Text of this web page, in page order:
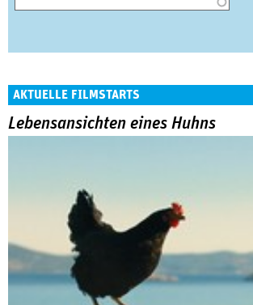
AKTUELLE FILMSTARTS
Lebensansichten eines Huhns